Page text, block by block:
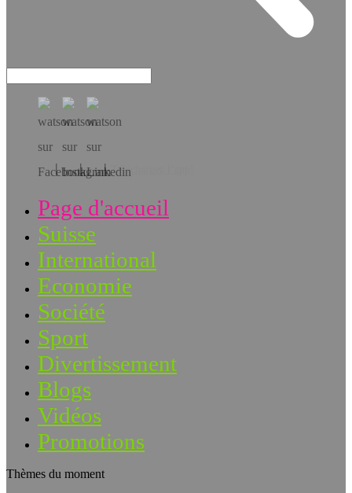
Téléchargez l’app!
Page d'accueil
Suisse
International
Economie
Société
Sport
Divertissement
Blogs
Vidéos
Promotions
Thèmes du moment